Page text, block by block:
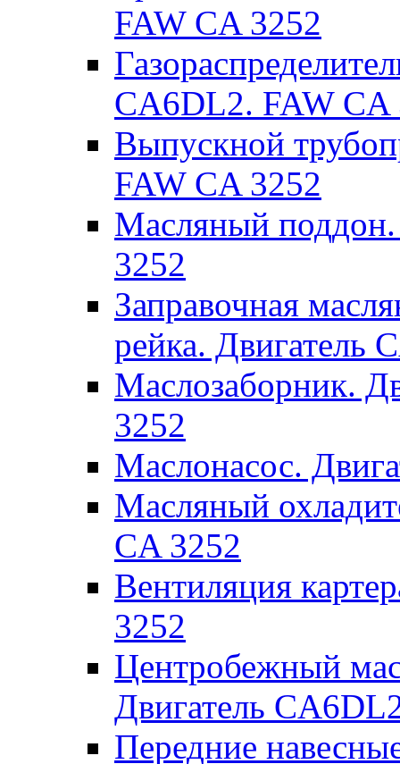
FAW CA 3252
CA6DL2. FAW CA
Выпускной
FAW CA 3252
Масляный
3252
Заправочная
рейка. Двигатель
Маслозаборник.
3252
Маслонасос.
Масляный
CA 3252
Вентиляция
3252
Центробежный
Двигатель
Передние